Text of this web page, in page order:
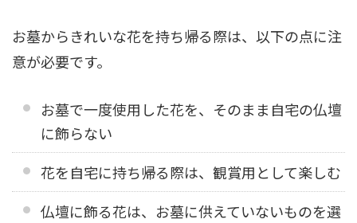
お墓からきれいな花を持ち帰る際は、以下の点に注
意が必要です。
お墓で一度使用した花を、そのまま自宅の仏壇
に飾らない
花を自宅に持ち帰る際は、観賞用として楽しむ
仏壇に飾る花は、お墓に供えていないものを選